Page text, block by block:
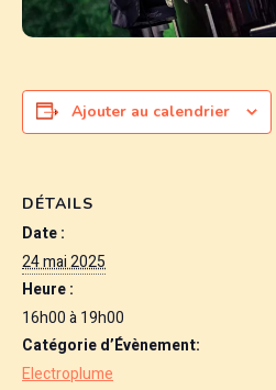
Ajouter au calendrier
DÉTAILS
Date :
24 mai 2025
Heure :
16h00 à 19h00
Catégorie d’Évènement:
Electroplume